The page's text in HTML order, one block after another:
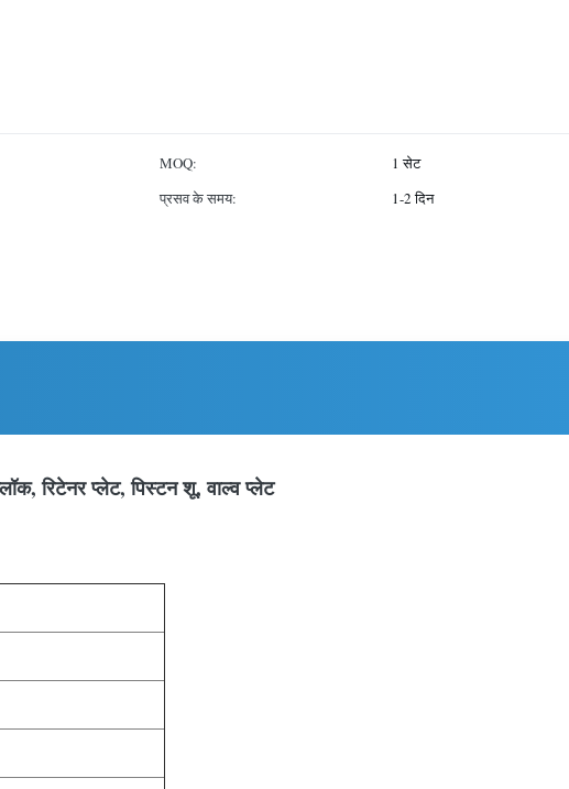
MOQ:
1 सेट
प्रसव के समय:
1-2 दिन
रिटेनर प्लेट, पिस्टन शू, वाल्व प्लेट